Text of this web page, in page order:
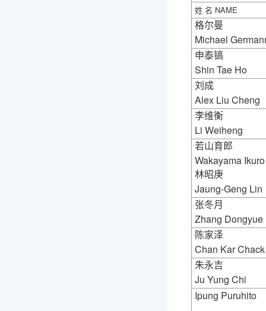
姓 名 NAME
格尔曼
Michael
申泰镐
Shin Tae Ho
刘成
Alex Liu Cheng
李维衡
Li Weiheng
若山育郎
Wakayama Ikuro
林昭庚
Jaung-Geng Lin
张冬月
Zhang Dongyue
陈家泽
Chan Kar Chack
朱永吉
Ju Yung Chi
Ipung Puruhito